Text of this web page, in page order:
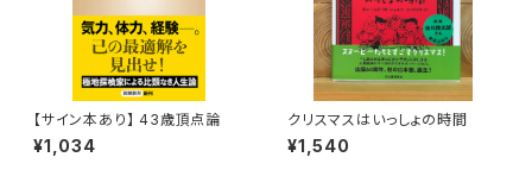
【サイン本あり】 43歳頂点論
¥1,034
クリスマスはいっしょの時間
¥1,540